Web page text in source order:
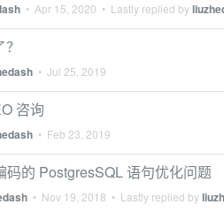
• Apr 15, 2020 • Lastly replied by
• Jul 25, 2019
咨询
• Feb 23, 2019
码的 PostgresSQL 语句优化问题
• Nov 19, 2018 • Lastly replied by